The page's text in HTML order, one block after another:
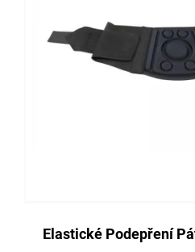
Elastické Podepření